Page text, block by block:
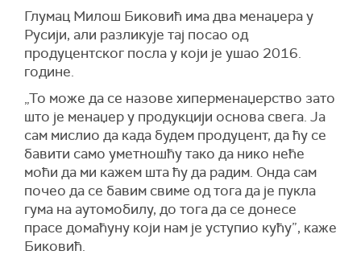
Глумац Милош Биковић има два менаџера у
Русији, али разликује тај посао од
продуцентског посла у који је ушао 2016.
године.
„То може да се назове хиперменаџерство зато
што је менаџер у продукцији основа свега. Ја
сам мислио да када будем продуцент, да ћу се
бавити само уметношћу тако да нико неће
моћи да ми кажем шта ћу да радим. Онда сам
почео да се бавим свиме од тога да је пукла
гума на аутомобилу, до тога да се донесе
прасе домаћуну који нам је уступио кућу”, каже
Биковић.